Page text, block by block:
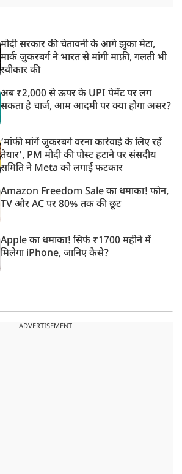
मोदी सरकार की चेतावनी के आगे झुका मेटा,
मार्क ज़ुकरबर्ग ने भारत से मांगी माफ़ी, गलती भी
स्वीकार की
अब ₹2,000 से ऊपर के UPI पेमेंट पर लग
सकता है चार्ज, आम आदमी पर क्या होगा असर?
‘मांफी मांगें जुकरबर्ग वरना कार्रवाई के लिए रहें
तैयार’, PM मोदी की पोस्ट हटाने पर संसदीय
समिति ने Meta को लगाई फटकार
Amazon Freedom Sale का धमाका! फोन,
TV और AC पर 80% तक की छूट
Apple का धमाका! सिर्फ ₹1700 महीने में
मिलेगा iPhone, जानिए कैसे?
ADVERTISEMENT